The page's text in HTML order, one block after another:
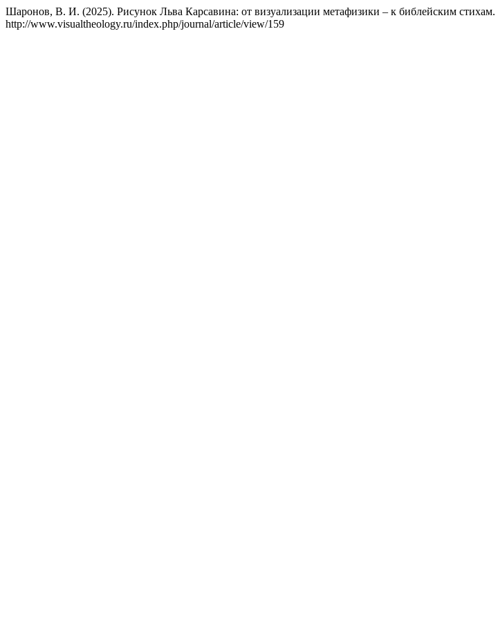
Шаронов, В. И. (2025). Рисунок Льва Карсавина: от визуализации метафизики – к библейским стихам.
http://www.visualtheology.ru/index.php/journal/article/view/159